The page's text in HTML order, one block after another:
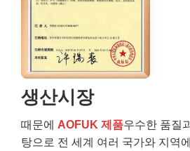
생산시장
때문에 AOFUK 제품우수한 품질
탕으로 전 세계 여러 국가와 지역